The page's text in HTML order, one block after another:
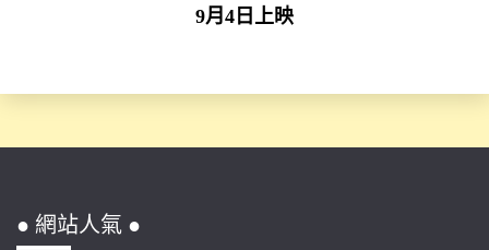
9月4日上映
● 網站人氣 ●